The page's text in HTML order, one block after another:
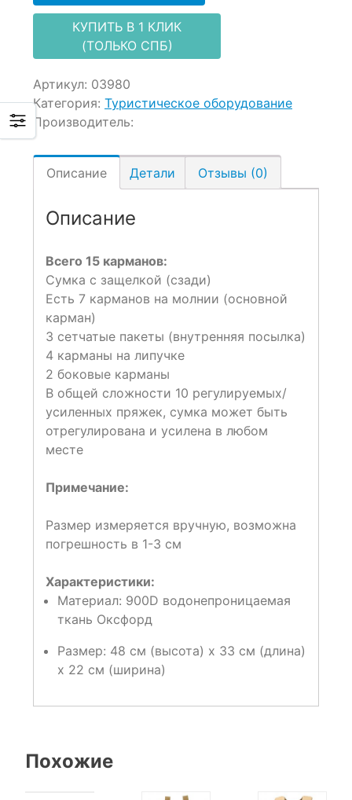
КУПИТЬ В 1 КЛИК
(ТОЛЬКО СПБ)
Артикул: 03980
Категория: Туристическое оборудование
Производитель:
Описание Детали Отзывы (0)
Описание
Всего 15 карманов:
Сумка с защелкой (сзади)
Есть 7 карманов на молнии (основной
карман)
3 сетчатые пакеты (внутренняя посылка)
4 карманы на липучке
2 боковые карманы
В общей сложности 10 регулируемых/
усиленных пряжек, сумка может быть
отрегулирована и усилена в любом
месте
Примечание:
Размер измеряется вручную, возможна
погрешность в 1-3 см
Характеристики:
Материал: 900D водонепроницаемая
ткань Оксфорд
Размер: 48 см (высота) x 33 см (длина)
x 22 см (ширина)
Похожие